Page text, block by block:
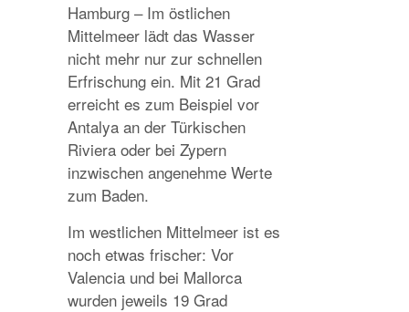
Hamburg – Im östlichen
Mittelmeer lädt das Wasser
nicht mehr nur zur schnellen
Erfrischung ein. Mit 21 Grad
erreicht es zum Beispiel vor
Antalya an der Türkischen
Riviera oder bei Zypern
inzwischen angenehme Werte
zum Baden.
Im westlichen Mittelmeer ist es
noch etwas frischer: Vor
Valencia und bei Mallorca
wurden jeweils 19 Grad